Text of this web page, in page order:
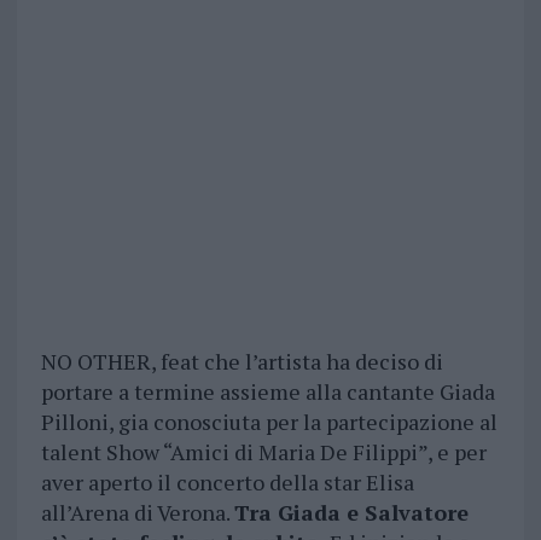
NO OTHER, feat che l’artista ha deciso di
portare a termine assieme alla cantante Giada
Pilloni, gia conosciuta per la partecipazione al
talent Show “Amici di Maria De Filippi”, e per
aver aperto il concerto della star Elisa
all’Arena di Verona.Tra Giada e Salvatore